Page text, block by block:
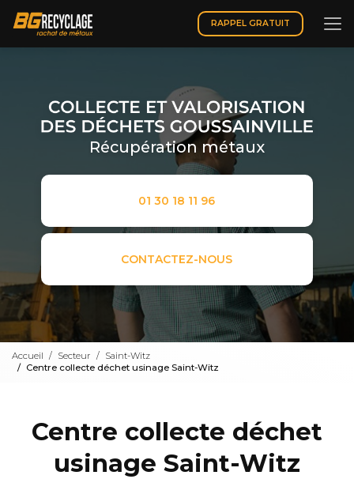
contenu
principal
RAPPEL GRATUIT
Récupération métaux
01 30 18 11 96
CONTACTEZ-NOUS
Accueil Secteur
Saint-Witz
Centre collecte déchet usinage Saint-Witz
Centre collecte déchet
usinage Saint-Witz